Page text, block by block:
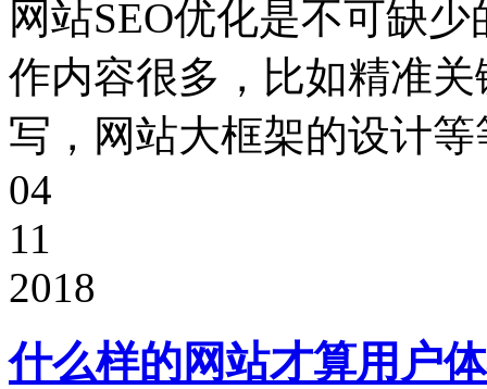
网站SEO优化是不可缺
作内容很多，比如精准
写，网站大框架的设计
04
11
2018
什么样的网站才算用户